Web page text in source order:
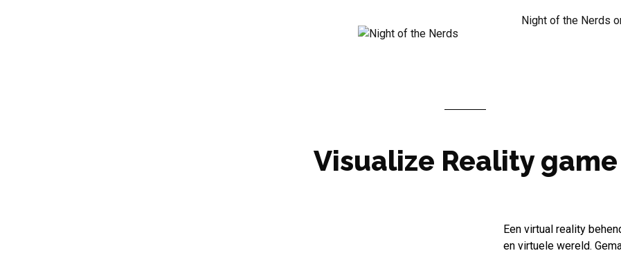
Night of the Nerds
Visualize Reality game
Een virtual reality
en virtuele wereld.